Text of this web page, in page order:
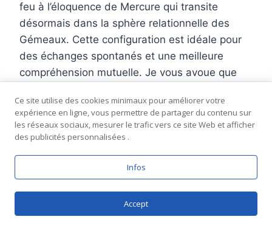
feu à l’éloquence de Mercure qui transite
désormais dans la sphère relationnelle des
Gémeaux. Cette configuration est idéale pour
des échanges spontanés et une meilleure
compréhension mutuelle. Je vous avoue que
d’action qui peuvent créer un bel
enthousiasme, même si l’impulsivité Bélier
devra un peu s’adoucir à certains moments.
**Mon conseil pour ce duo :** favorisez la
patience dans les accès de nervosité, et
Ce site utilise des cookies minimaux pour améliorer votre
expérience en ligne, vous permettre de partager du contenu sur
les réseaux sociaux, mesurer le trafic vers ce site Web et afficher
des publicités personnalisées .
Infos
Accept